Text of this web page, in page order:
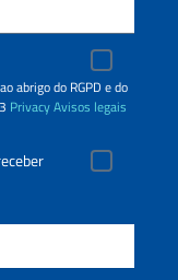
abrigo do RGPD e do
PrivacyAvisos legais